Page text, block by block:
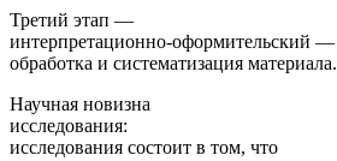
Третий этап —
интерпретационно-оформительский —
обработка и систематизация материала.
Научная новизна
исследования:
исследования состоит в том, что